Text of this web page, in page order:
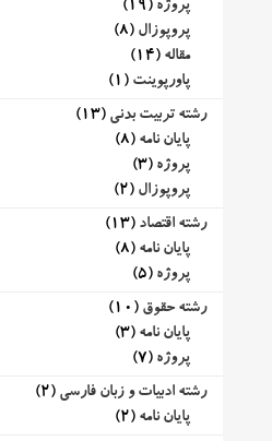
پروژه (19)
پروپوزال (8)
مقاله (14)
پاورپوینت (1)
رشته تربیت بدنی (13)
پایان نامه (8)
پروژه (3)
پروپوزال (2)
رشته اقتصاد (13)
پایان نامه (8)
پروژه (5)
رشته حقوق (10)
پایان نامه (3)
پروژه (7)
رشته ادبیات و زبان فارسی (2)
پایان نامه (2)